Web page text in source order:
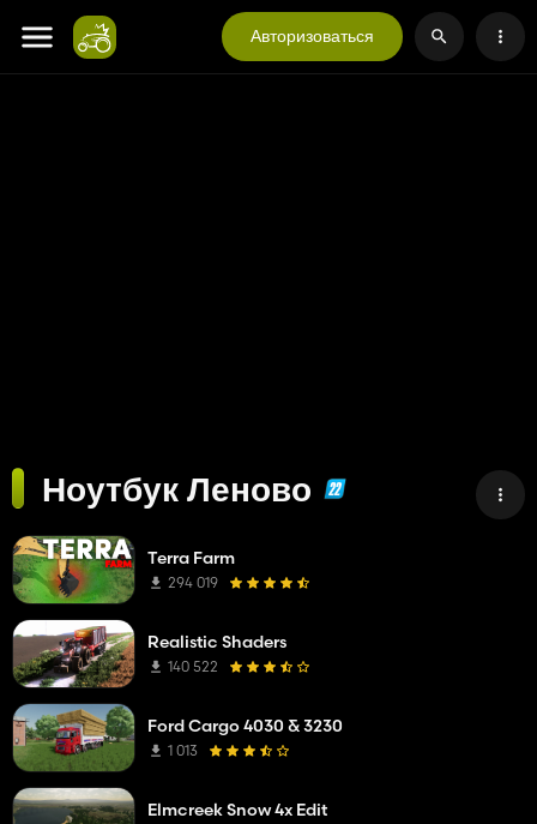
Авторизоваться
Ноутбук Леново
Terra Farm
294 019
Realistic Shaders
140 522
Ford Cargo 4030 & 3230
1 013
Elmcreek Snow 4x Edit